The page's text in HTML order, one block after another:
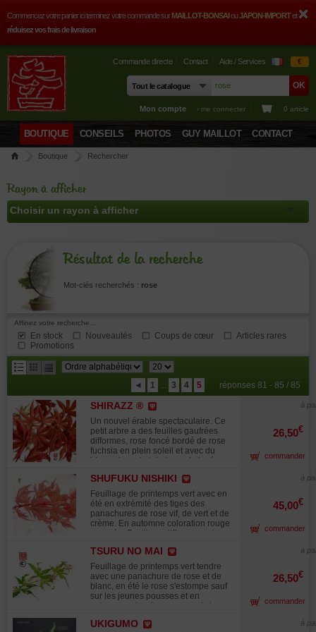
Commencez votre panier ici terminez votre commande surMAILLOT-BONSAIouJAPON-IMPORTet
réduisez vos frais de livraison
Commande directe Contact Aide / Services €
Mon compte › me connecter 0 article
BOUTIQUE CONSEILS PHOTOS GUY MAILLOT CONTACT
Boutique Rechercher
Rayon à afficher
Résultat de la recherche
Mot-clés recherchés : rose
Affinez votre recherche...
En stock Nouveautés Coups de cœur
Articles rares
Promotions
résultats
par
page
◄ 1 ... 3 4 5 réponses 81 - 85 / 85
SHIRAZZ ®
Un nouvel érable spectaculaire. Ce
petit arbre a des feuilles gaufrées
difformes, rose foncé bordé de rose
fuchsia en plein soleil et avec du
blanc, du vert et du brun si placé a
rouge orangé. Préfère l'ombre ou le
soleil partiel. En vieillissant les
branches ont tendances a se
courber lui donnant un bel effet.
Ressemble un peu à geisha mais
non sensible a l'oïdium une superbe
License multiplication interdite.
rose delight et aussi shirazz par les
hollandais dans la grande
distribution. Attention du a sa
croissance lente les pots de 3 litres
26,50€
à
commander
SHUFUKU NISHIKI
Feuillage de printemps vert avec en
été en extrémité des tiges des
panachures de rose vif, de vert et de
crème. En automne coloration rouge
orangée. Feuillage difforme sur les
de cette variété vient du fait de la
pousse estivale, en effet des
bouquets de feuilles roses vifs
sortent très loin de la masse
foliaire.Très orignal. Comme un feu
d'artifice unique!
45,00€
à
commander
TSURU NO MAI
Feuillage de printemps vert tendre
avec une panachure de rose et de
blanc, en été le rose s'estompe sauf
sur les jeunes pousses et en
automne coloration rouge puis jaune
26,50€
à
commander
UKIGUMO à